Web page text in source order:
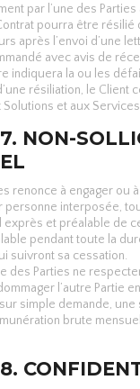
par l’une des
pourra être résilié
après l’envoi d’une
avec avis de
indiquera la ou les
résiliation, le Client
Solutions et aux
NON-
renonce à engager ou
interposée,
exprès et préalable de
pendant toute la
suivront sa cessation.
des Parties ne
l’autre Partie
simple demande,
brute